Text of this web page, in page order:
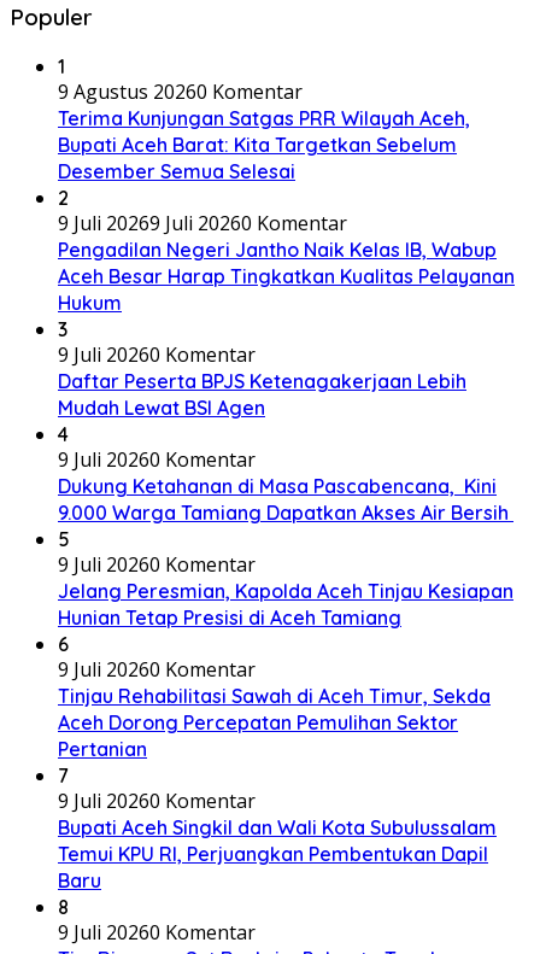
Populer
1
9 Agustus 20260 Komentar
Terima Kunjungan Satgas PRR Wilayah Aceh,
Bupati Aceh Barat: Kita Targetkan Sebelum
Desember Semua Selesai
2
9 Juli 20269 Juli 20260 Komentar
Pengadilan Negeri Jantho Naik Kelas IB, Wabup
Aceh Besar Harap Tingkatkan Kualitas Pelayanan
Hukum
3
9 Juli 20260 Komentar
Daftar Peserta BPJS Ketenagakerjaan Lebih
Mudah Lewat BSI Agen
4
9 Juli 20260 Komentar
Dukung Ketahanan di Masa Pascabencana, Kini
9.000 Warga Tamiang Dapatkan Akses Air Bersih
5
9 Juli 20260 Komentar
Jelang Peresmian, Kapolda Aceh Tinjau Kesiapan
Hunian Tetap Presisi di Aceh Tamiang
6
9 Juli 20260 Komentar
Tinjau Rehabilitasi Sawah di Aceh Timur, Sekda
Aceh Dorong Percepatan Pemulihan Sektor
Pertanian
7
9 Juli 20260 Komentar
Bupati Aceh Singkil dan Wali Kota Subulussalam
Temui KPU RI, Perjuangkan Pembentukan Dapil
Baru
8
9 Juli 20260 Komentar